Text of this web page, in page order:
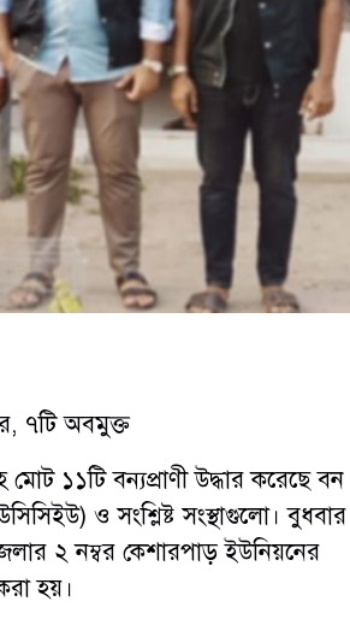
৭টি অবমুক্ত
১১টি বন্যপ্রাণী উদ্ধার করেছে বন
ও সংশ্লিষ্ট সংস্থাগুলো। বুধবার
২ নম্বর কেশারপাড় ইউনিয়নের
হয়।